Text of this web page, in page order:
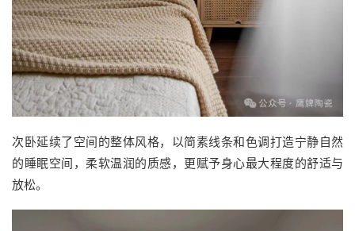
次卧延续了空间的整体风格，以简素线条和色调打造宁静自然
的睡眠空间，柔软温润的质感，更赋予身心最大程度的舒适与
放松。